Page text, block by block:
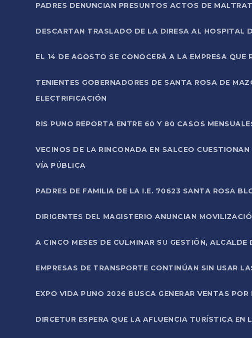
PADRES DENUNCIAN PRESUNTOS ACTOS DE
DESCARTAN TRASLADO DE LA DIRESA AL HOSPITAL
EL 14 DE AGOSTO SE CONOCERÁ A LA EMPRESA
TENIENTES GOBERNADORES DE SANTA ROSA DE
ELECTRIFICACIÓN
RIS PUNO REPORTA ENTRE 60 Y 80 CASOS
VECINOS DE LA RINCONADA EN SALCEO
VÍA PÚBLICA
PADRES DE FAMILIA DE LA I.E. 70623 SANTA ROSA
DIRIGENTES DEL MAGISTERIO ANUNCIAN
A CINCO MESES DE CULMINAR SU GESTIÓN,
EMPRESAS DE TRANSPORTE CONTINÚAN SIN USAR
EXPO VIDA PUNO 2026 BUSCA GENERAR VENTAS
DIRCETUR ESPERA QUE LA AFLUENCIA TURÍSTICA